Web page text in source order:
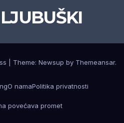
Theme: Newsup by Themeansar.
O namaPolitika privatnosti
povećava promet